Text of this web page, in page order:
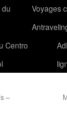
du
Voyages
Centro
–